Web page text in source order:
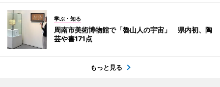
学ぶ・知る
周南市美術博物館で「魯山人の宇宙」 県内初、陶
芸や書171点
もっと見る